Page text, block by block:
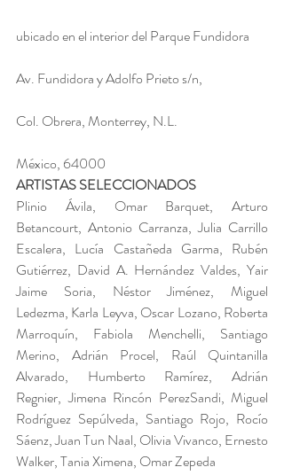
ubicado en el interior del Parque Fundidora
Av. Fundidora y Adolfo Prieto s/n,
Col. Obrera, Monterrey, N.L.
México, 64000
ARTISTAS SELECCIONADOS
Plinio Ávila, Omar Barquet, Arturo
Betancourt, Antonio Carranza, Julia Carrillo
Escalera, Lucía Castañeda Garma, Rubén
Gutiérrez, David A. Hernández Valdes, Yair
Jaime Soria, Néstor Jiménez, Miguel
Ledezma, Karla Leyva, Oscar Lozano, Roberta
Marroquín, Fabiola Menchelli, Santiago
Merino, Adrián Procel, Raúl Quintanilla
Alvarado, Humberto Ramírez, Adrián
Regnier, Jimena Rincón PerezSandi, Miguel
Rodríguez Sepúlveda, Santiago Rojo, Rocío
Sáenz, Juan Tun Naal, Olivia Vivanco, Ernesto
Walker, Tania Ximena, Omar Zepeda